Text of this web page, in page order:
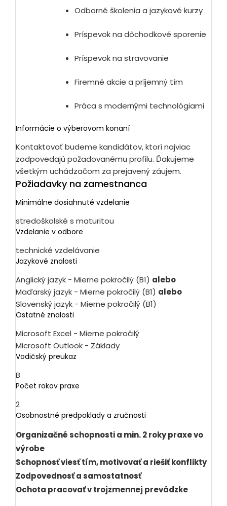
Odborné školenia a jazykové kurzy
Príspevok na dôchodkové sporenie
Príspevok na stravovanie
Firemné akcie a príjemný tím
Práca s modernými technológiami
Informácie o výberovom konaní
Kontaktovať budeme kandidátov, ktorí najviac
zodpovedajú požadovanému profilu. Ďakujeme
všetkým uchádzačom za prejavený záujem.
Požiadavky na zamestnanca
Minimálne dosiahnuté vzdelanie
stredoškolské s maturitou
Vzdelanie v odbore
technické vzdelávanie
Jazykové znalosti
Anglický jazyk - Mierne pokročilý (B1) alebo
Maďarský jazyk - Mierne pokročilý (B1) alebo
Slovenský jazyk - Mierne pokročilý (B1)
Ostatné znalosti
Microsoft Excel - Mierne pokročilý
Microsoft Outlook - Základy
Vodičský preukaz
B
Počet rokov praxe
2
Osobnostné predpoklady a zručnosti
Organizačné schopnosti a min. 2 roky praxe vo
výrobe
Schopnosť viesť tím, motivovať a riešiť konflikty
Zodpovednosť a samostatnosť
Ochota pracovať v trojzmennej prevádzke